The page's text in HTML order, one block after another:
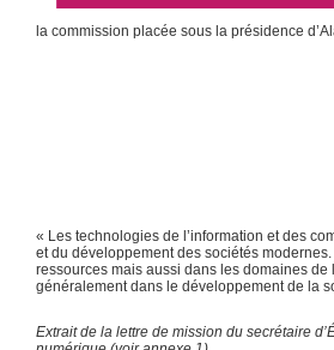
la commission placée sous la présidence
« Les technologies de l’information et des
et du développement des sociétés
ressources mais aussi dans les domaines
généralement dans le développement de la
Extrait de la lettre de mission du secrétaire